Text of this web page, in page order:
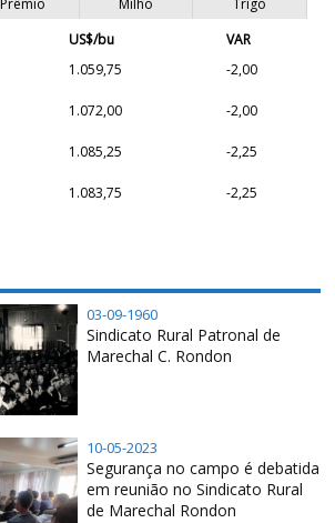
Prêmio Milho
Trigo
US$/bu
VAR
1.059,75 -2,00
1.072,00 -2,00
1.085,25 -2,25
1.083,75 -2,25
03-09-1960
Sindicato Rural Patronal de
Marechal C. Rondon
10-05-2023
Segurança no campo é debatida
em reunião no Sindicato Rural
de Marechal Rondon